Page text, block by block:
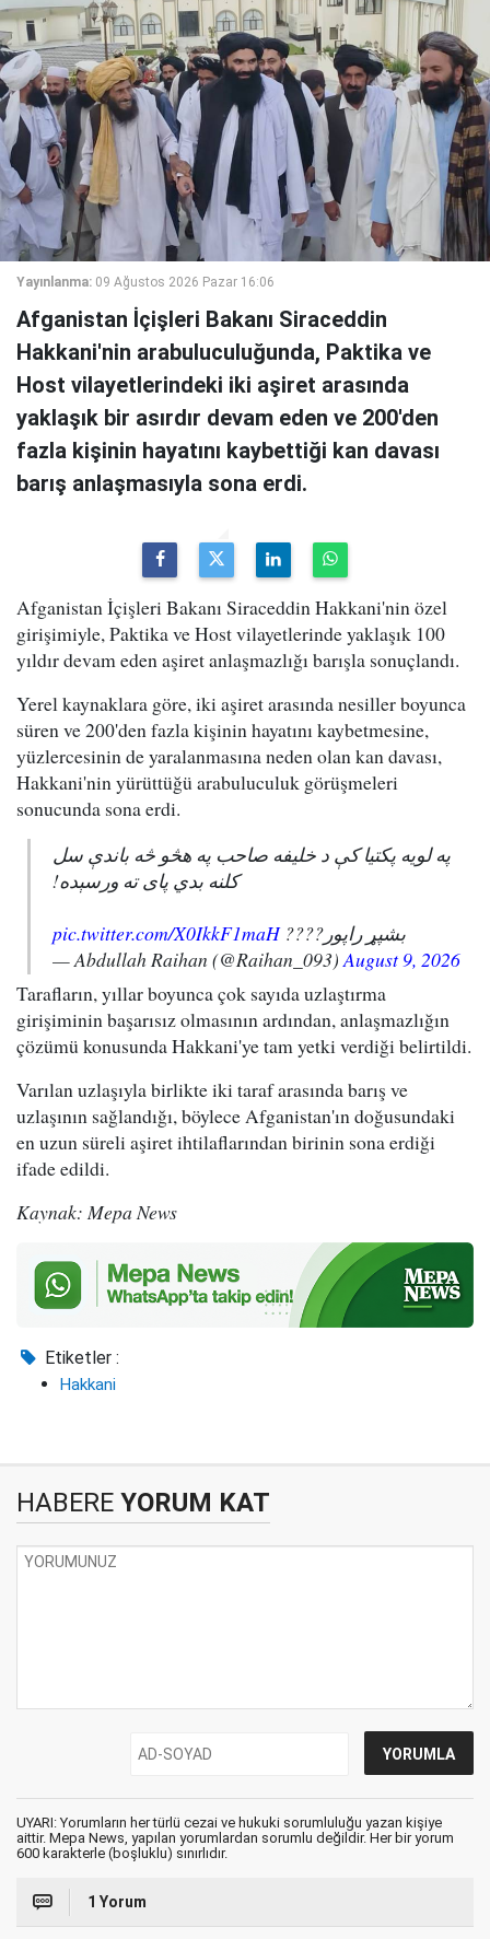
Yayınlanma: 09 Ağustos 2026 Pazar 16:06
Afganistan İçişleri Bakanı Siraceddin
Hakkani'nin arabuluculuğunda, Paktika ve
Host vilayetlerindeki iki aşiret arasında
yaklaşık bir asırdır devam eden ve 200'den
fazla kişinin hayatını kaybettiği kan davası
barış anlaşmasıyla sona erdi.
Afganistan İçişleri Bakanı Siraceddin Hakkani'nin özel
girişimiyle, Paktika ve Host vilayetlerinde yaklaşık 100
yıldır devam eden aşiret anlaşmazlığı barışla sonuçlandı.
Yerel kaynaklara göre, iki aşiret arasında nesiller boyunca
süren ve 200'den fazla kişinin hayatını kaybetmesine,
yüzlercesinin de yaralanmasına neden olan kan davası,
Hakkani'nin yürüttüğü arabuluculuk görüşmeleri
sonucunda sona erdi.
په لویه پکتیا کې د خلیفه صاحب په هڅو څه باندې سل
کلنه بدي پای ته ورسېده!
بشپړ راپور????pic.twitter.com/X0IkkF1maH
— Abdullah Raihan (@Raihan_093)August 9, 2026
Tarafların, yıllar boyunca çok sayıda uzlaştırma
girişiminin başarısız olmasının ardından, anlaşmazlığın
çözümü konusunda Hakkani'ye tam yetki verdiği belirtildi.
Varılan uzlaşıyla birlikte iki taraf arasında barış ve
uzlaşının sağlandığı, böylece Afganistan'ın doğusundaki
en uzun süreli aşiret ihtilaflarından birinin sona erdiği
ifade edildi.
Kaynak: Mepa News
Etiketler :
Hakkani
HABERE YORUM KAT
UYARI: Yorumların her türlü cezai ve hukuki sorumluluğu yazan kişiye
aittir. Mepa News, yapılan yorumlardan sorumlu değildir. Her bir yorum
600 karakterle (boşluklu) sınırlıdır.
1 Yorum